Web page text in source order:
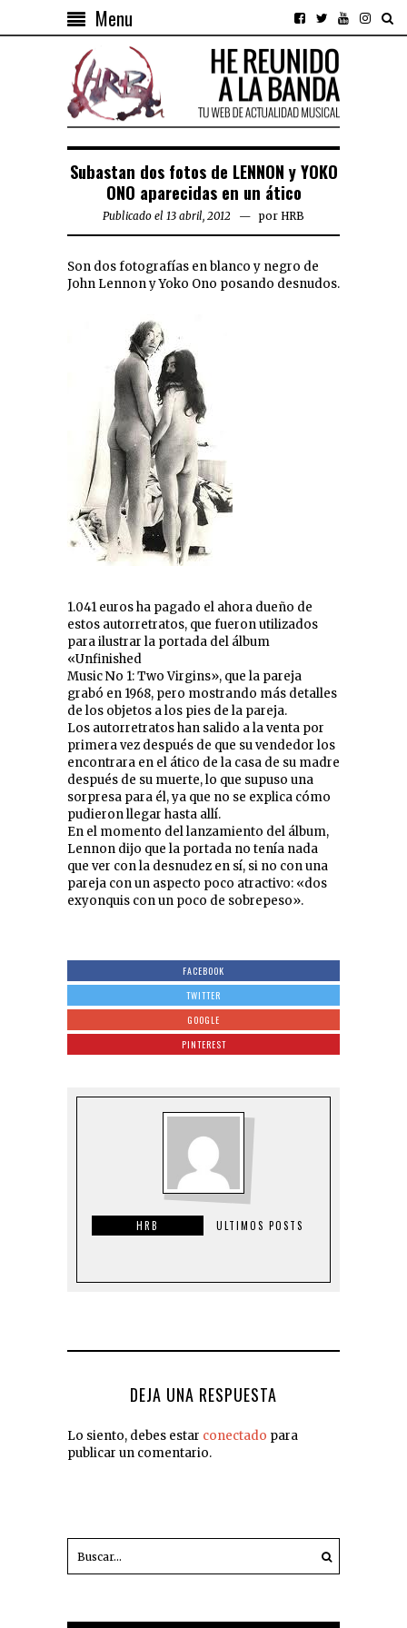
Menu
Subastan dos fotos de LENNON y YOKO
ONO aparecidas en un ático
Publicado el 13 abril, 2012 por HRB
Son dos fotografías en blanco y negro de
John Lennon y Yoko Ono posando desnudos.
1.041 euros ha pagado el ahora dueño de
estos autorretratos, que fueron utilizados
para ilustrar la portada del álbum
«Unfinished
Music No 1: Two Virgins», que la pareja
grabó en 1968, pero mostrando más detalles
de los objetos a los pies de la pareja.
Los autorretratos han salido a la venta por
primera vez después de que su vendedor los
encontrara en el ático de la casa de su madre
después de su muerte, lo que supuso una
sorpresa para él, ya que no se explica cómo
pudieron llegar hasta allí.
En el momento del lanzamiento del álbum,
Lennon dijo que la portada no tenía nada
que ver con la desnudez en sí, si no con una
pareja con un aspecto poco atractivo: «dos
exyonquis con un poco de sobrepeso».
FACEBOOK
TWITTER
GOOGLE
PINTEREST
HRB ULTIMOS POSTS
DEJA UNA RESPUESTA
Lo siento, debes estar conectado para
publicar un comentario.